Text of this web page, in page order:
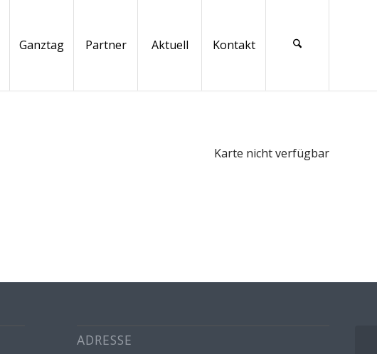
Ganztag Partner Aktuell Kontakt
Karte nicht verfügbar
ADRESSE